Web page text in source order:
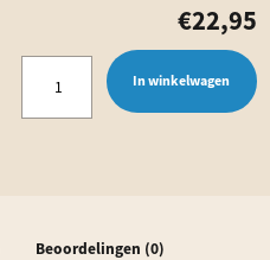
€22,95
In winkelwagen
Beoordelingen (0)